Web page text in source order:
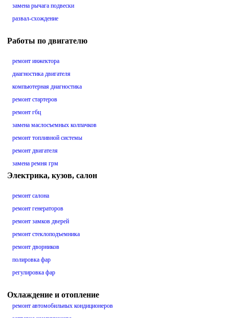
замена рычага подвески
развал-схождение
Работы по двигателю
ремонт инжектора
диагностика двигателя
компьютерная диагностика
ремонт стартеров
ремонт гбц
замена маслосъемных колпачков
ремонт топливной системы
ремонт двигателя
замена ремня грм
Электрика, кузов, салон
ремонт салона
ремонт генераторов
ремонт замков дверей
ремонт стеклоподъемника
ремонт дворников
полировка фар
регулировка фар
Охлаждение и отопление
ремонт автомобильных кондиционеров